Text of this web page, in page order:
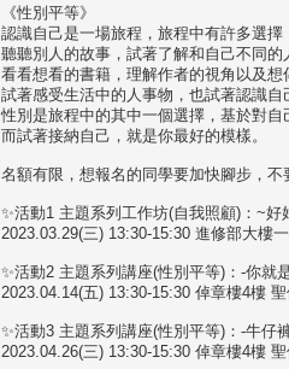
《性別平等》
認識自己是一場旅程，旅程中有許多選擇
聽聽別人的故事，試著了解和自己不同的
看看想看的書籍，理解作者的視角以及想
試著感受生活中的人事物，也試著認識自
性別是旅程中的其中一個選擇，基於對自
而試著接納自己，就是你最好的模樣。
名額有限，想報名的同學要加快腳步，不
✨活動1 主題系列工作坊(自我照顧)：~好
2023.03.29(三) 13:30-15:30 進修部大樓
✨活動2 主題系列講座(性別平等)：-你就
2023.04.14(五) 13:30-15:30 倬章樓4樓
✨活動3 主題系列講座(性別平等)：-牛仔
2023.04.26(三) 13:30-15:30 倬章樓4樓